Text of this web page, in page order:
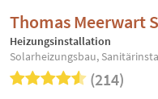
Thomas Meerwart
Heizungsinstallation
Solarheizungsbau,
(214)